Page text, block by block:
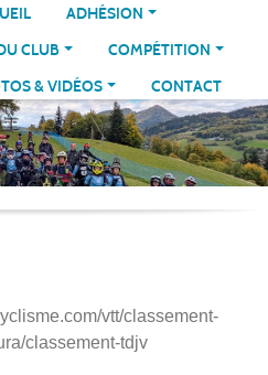
ADHÉSION
CLUB
COMPÉTITION
& VIDÉOS
CONTACT
vtt/classement-
classement-tdjv